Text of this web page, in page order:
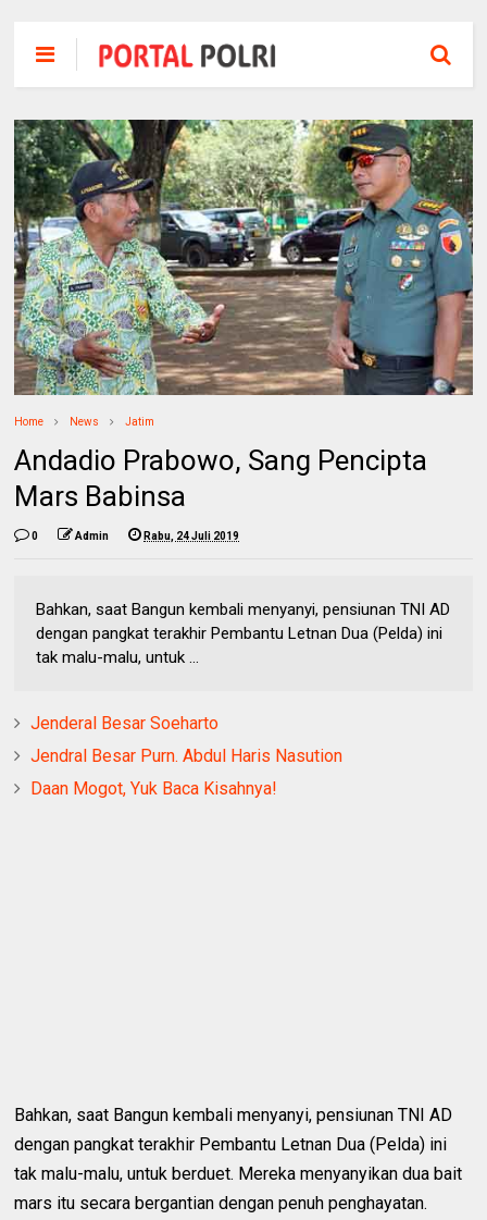
Home News Jatim
Andadio Prabowo, Sang Pencipta
Mars Babinsa
0 Admin Rabu, 24 Juli 2019
Bahkan, saat Bangun kembali menyanyi, pensiunan TNI AD
dengan pangkat terakhir Pembantu Letnan Dua (Pelda) ini
tak malu-malu, untuk ...
Jenderal Besar Soeharto
Jendral Besar Purn. Abdul Haris Nasution
Daan Mogot, Yuk Baca Kisahnya!
Bahkan, saat Bangun kembali menyanyi, pensiunan TNI AD
dengan pangkat terakhir Pembantu Letnan Dua (Pelda) ini
tak malu-malu, untuk berduet. Mereka menyanyikan dua bait
mars itu secara bergantian dengan penuh penghayatan.